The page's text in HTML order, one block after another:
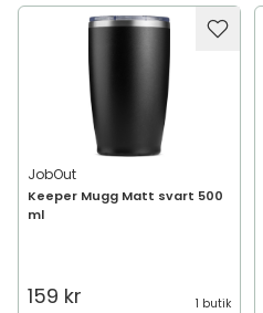
JobOut
Keeper Mugg Matt svart 500
ml
159 kr 1 butik